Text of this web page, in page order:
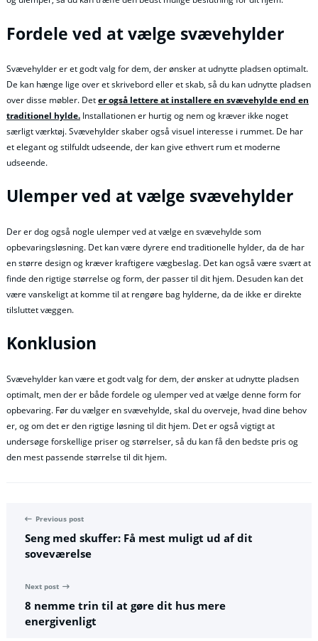
Fordele ved at vælge svævehylder
Svævehylder er et godt valg for dem, der ønsker at udnytte pladsen optimalt.
De kan hænge lige over et skrivebord eller et skab, så du kan udnytte pladsen
over disse møbler. Deter også lettere at installere en svævehylde end en
traditionel hylde. Installationen er hurtig og nem og kræver ikke noget
særligt værktøj. Svævehylder skaber også visuel interesse i rummet. De har
et elegant og stilfuldt udseende, der kan give ethvert rum et moderne
udseende.
Ulemper ved at vælge svævehylder
Der er dog også nogle ulemper ved at vælge en svævehylde som
opbevaringsløsning. Det kan være dyrere end traditionelle hylder, da de har
en større design og kræver kraftigere vægbeslag. Det kan også være svært at
finde den rigtige størrelse og form, der passer til dit hjem. Desuden kan det
være vanskeligt at komme til at rengøre bag hylderne, da de ikke er direkte
tilsluttet væggen.
Konklusion
Svævehylder kan være et godt valg for dem, der ønsker at udnytte pladsen
optimalt, men der er både fordele og ulemper ved at vælge denne form for
opbevaring. Før du vælger en svævehylde, skal du overveje, hvad dine behov
er, og om det er den rigtige løsning til dit hjem. Det er også vigtigt at
undersøge forskellige priser og størrelser, så du kan få den bedste pris og
den mest passende størrelse til dit hjem.
Previous post
Seng med skuffer: Få mest muligt ud af dit
soveværelse
Next post
8 nemme trin til at gøre dit hus mere
energivenligt